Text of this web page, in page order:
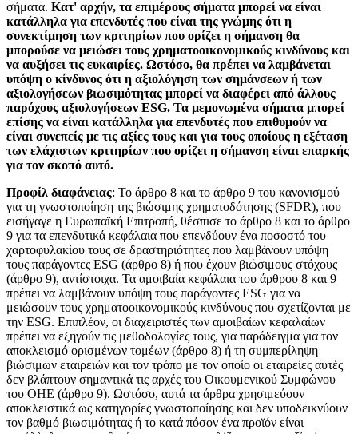
σήματα. Κατ' αρχήν, τα επιμέρους σήματα μπορεί να είναι
κατάλληλα για επενδυτές που είναι της γνώμης ότι η
συνεκτίμηση των κριτηρίων που ορίζει η σήμανση θα
μπορούσε να μειώσει τους χρηματοοικονομικούς κινδύνους και
να αυξήσει τις ευκαιρίες. Ωστόσο, θα πρέπει να λαμβάνεται
υπόψη ο κίνδυνος ότι η αξιολόγηση των σημάνσεων ή των
αξιολογήσεων βιωσιμότητας μπορεί να διαφέρει από άλλους
παρόχους αξιολογήσεων ESG. Τα μεμονωμένα σήματα μπορεί
επίσης να είναι κατάλληλα για επενδυτές που επιθυμούν να
είναι συνεπείς με τις αξίες τους και για τους οποίους η εξέταση
των ελάχιστων κριτηρίων που ορίζει η σήμανση είναι επαρκής
για τον σκοπό αυτό.
Προφίλ διαφάνειας: Το άρθρο 8 και το άρθρο 9 του κανονισμού
για τη γνωστοποίηση της βιώσιμης χρηματοδότησης (SFDR), που
εισήγαγε η Ευρωπαϊκή Επιτροπή, θέσπισε το άρθρο 8 και το άρθρο
9 για τα επενδυτικά κεφάλαια που επενδύουν ένα ποσοστό του
χαρτοφυλακίου τους σε δραστηριότητες που λαμβάνουν υπόψη
τους παράγοντες ESG (άρθρο 8) ή που έχουν βιώσιμους στόχους
(άρθρο 9), αντίστοιχα. Τα αμοιβαία κεφάλαια του άρθρου 8 και 9
πρέπει να λαμβάνουν υπόψη τους παράγοντες ESG για να
μειώσουν τους χρηματοοικονομικούς κινδύνους που σχετίζονται με
την ESG. Επιπλέον, οι διαχειριστές των αμοιβαίων κεφαλαίων
πρέπει να εξηγούν τις μεθοδολογίες τους, για παράδειγμα για τον
αποκλεισμό ορισμένων τομέων (άρθρο 8) ή τη συμπερίληψη
βιώσιμων εταιρειών και τον τρόπο με τον οποίο οι εταιρείες αυτές
δεν βλάπτουν σημαντικά τις αρχές του Οικουμενικού Συμφώνου
του ΟΗΕ (άρθρο 9). Ωστόσο, αυτά τα άρθρα χρησιμεύουν
αποκλειστικά ως κατηγορίες γνωστοποίησης και δεν υποδεικνύουν
τον βαθμό βιωσιμότητας ή το κατά πόσον ένα προϊόν είναι